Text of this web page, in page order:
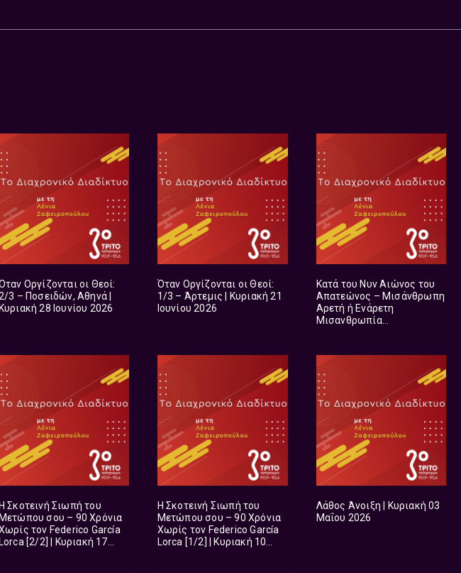
Οργίζονται οι Θεοί:
3 – Ποσειδών, Αθηνά |
Κυριακή 28 Ιουνίου 2026
Όταν Οργίζονται οι Θεοί:
1/3 – Άρτεμις | Κυριακή 21
Ιουνίου 2026
Κατά του Νυν Αιώνος του
Απατεώνος – Μισάνθρωπη
Αρετή ή Ενάρετη
Μισανθρωπία
Η Σκοτεινή Σιωπή του
Μετώπου σου – 90 Χρόνια
τον Federico García
Lorca [2/2] | Κυριακή 17
Η Σκοτεινή Σιωπή του
Μετώπου σου – 90 Χρόνια
Χωρίς τον Federico García
Lorca [1/2] | Κυριακή 10
Λάθος Άνοιξη | Κυριακή 03
Μαΐου 2026